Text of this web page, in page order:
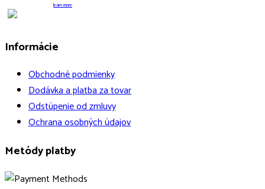
learn more
Informácie
Obchodné podmienky
Dodávka a platba za tovar
Odstúpenie od zmluvy
Ochrana osobných údajov
Metódy platby